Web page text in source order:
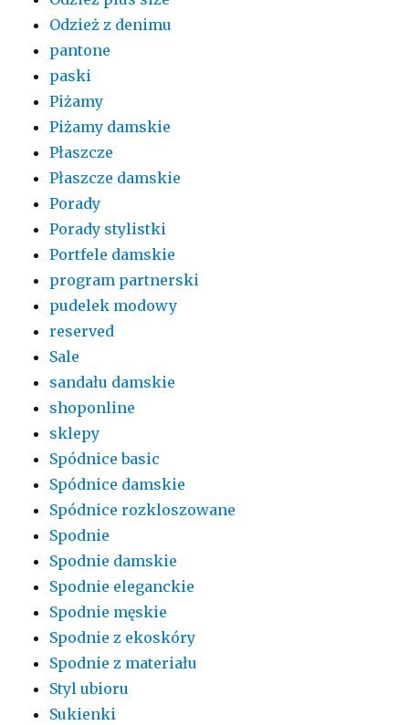
Odzież z denimu
pantone
paski
Piżamy
Piżamy damskie
Płaszcze
Płaszcze damskie
Porady
Porady stylistki
Portfele damskie
program partnerski
pudelek modowy
reserved
Sale
sandału damskie
shoponline
sklepy
Spódnice basic
Spódnice damskie
Spódnice rozkloszowane
Spodnie
Spodnie damskie
Spodnie eleganckie
Spodnie męskie
Spodnie z ekoskóry
Spodnie z materiału
Styl ubioru
Sukienki